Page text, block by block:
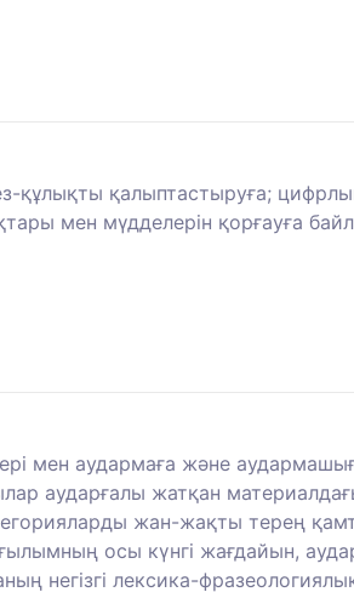
құлықты қалыптастыруға;
мен мүдделерін қорғауға
мен аудармаға және
аударғалы жатқан
жан-жақты терең
осы күнгі жағдайын,
негізгі лексика-